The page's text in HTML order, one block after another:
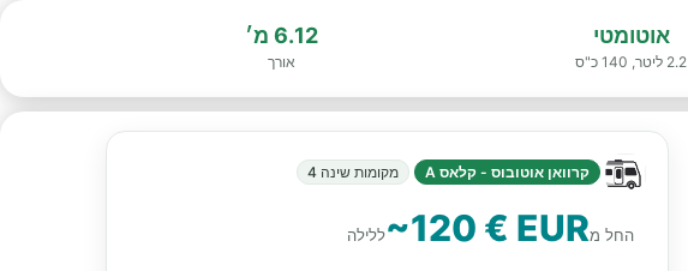
אוטומטי
2.2 ליטר, 140 כ"ס
6.12 מ׳
אורך
קרוואן אוטובוס - קלאס A מקומות שינה 4
החל מ~120 € EURללילה